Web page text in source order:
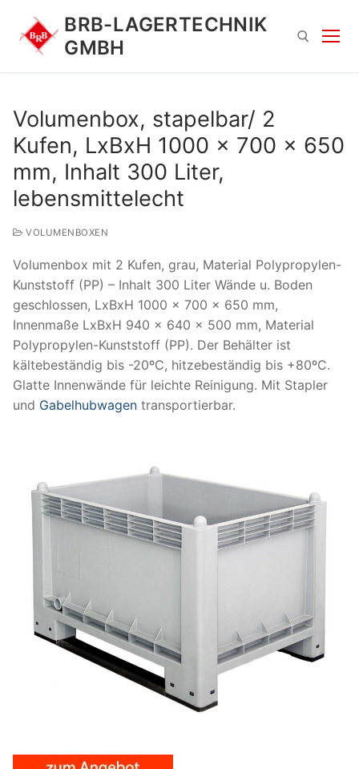
Inhalt
springen
BRB-LAGERTECHNIK
GMBH
nach:
Volumenbox, stapelbar/ 2
Kufen, LxBxH 1000 x 700 x 650
mm, Inhalt 300 Liter,
lebensmittelecht
VOLUMENBOXEN
Volumenbox mit 2 Kufen, grau, Material Polypropylen-
Kunststoff (PP) – Inhalt 300 Liter Wände u. Boden
geschlossen, LxBxH 1000 x 700 x 650 mm,
Innenmaße LxBxH 940 x 640 x 500 mm, Material
Polypropylen-Kunststoff (PP). Der Behälter ist
kältebeständig bis -20ºC, hitzebeständig bis +80ºC.
Glatte Innenwände für leichte Reinigung. Mit Stapler
und Gabelhubwagen transportierbar.